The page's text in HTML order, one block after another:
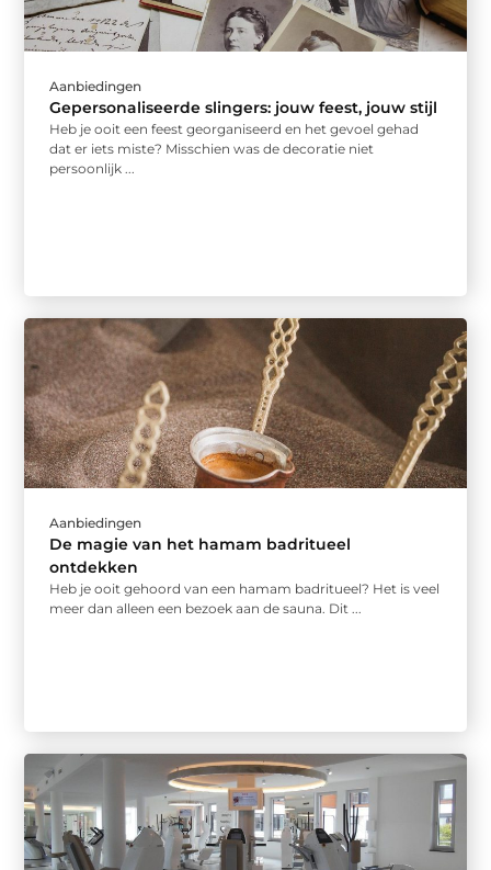
Aanbiedingen
Gepersonaliseerde slingers: jouw feest, jouw stijl
Heb je ooit een feest georganiseerd en het gevoel gehad
dat er iets miste? Misschien was de decoratie niet
persoonlijk ...
Aanbiedingen
De magie van het hamam badritueel
ontdekken
Heb je ooit gehoord van een hamam badritueel? Het is veel
meer dan alleen een bezoek aan de sauna. Dit ...